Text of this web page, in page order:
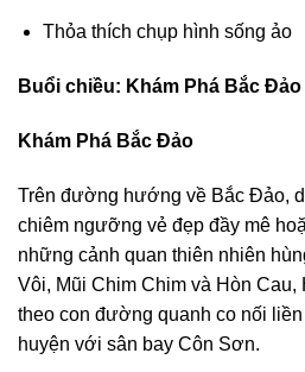
Thỏa thích chụp hình sống ảo
Buổi chiều: Khám Phá Bắc
Khám Phá Bắc Đảo
Trên đường hướng về Bắc Đảo,
chiêm ngưỡng vẻ đẹp đầy mê
những cảnh quan thiên nhiên
Vôi, Mũi Chim Chim và Hòn Cau,
theo con đường quanh co nối liền
huyện với sân bay Côn Sơn.